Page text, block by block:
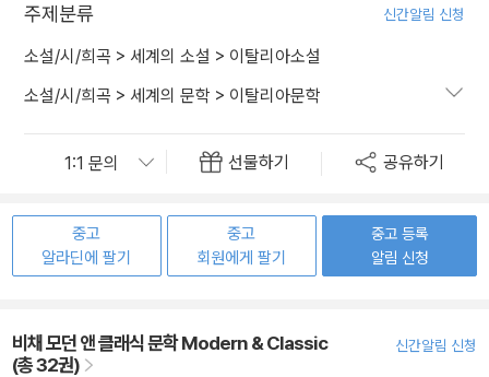
주제분류 신간알림 신청
소설/시/희곡 > 세계의 소설 > 이탈리아소설
소설/시/희곡 > 세계의 문학 > 이탈리아문학
선물하기 공유하기
중고
알라딘에 팔기
중고
회원에게 팔기
중고 등록
알림 신청
비채 모던 앤 클래식 문학 Modern & Classic
(총 32권)
신간알림 신청